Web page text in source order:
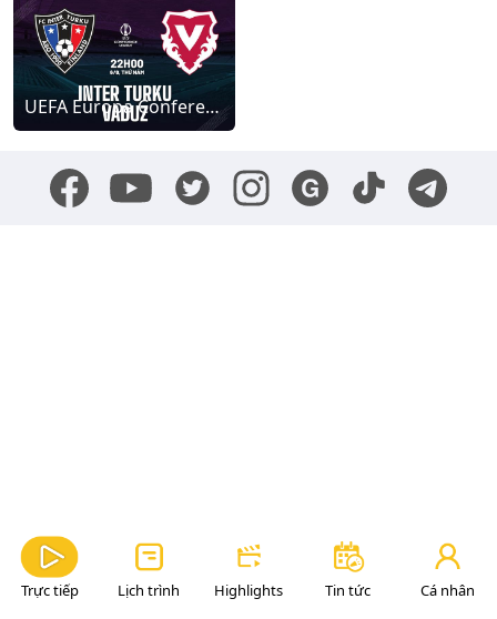
UEFA Europa Conference League: TPS Turku – Independiente Rivadavia (22:00 - 06/08/2026)
Trực tiếp Lịch trình Highlights Tin tức Cá nhân